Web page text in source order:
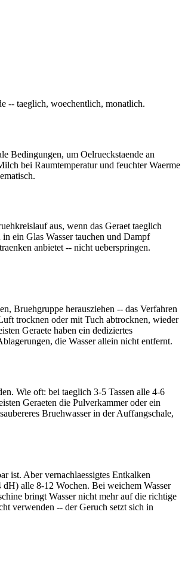
-- taeglich, woechentlich, monatlich.
Bedingungen, um Oelrueckstaende an
bei Raumtemperatur und feuchter Waerme
aus, wenn das Geraet taeglich
ein Glas Wasser tauchen und Dampf
anbietet -- nicht ueberspringen.
Bruehgruppe herausziehen -- das Verfahren
trocknen oder mit Tuch abtrocknen, wieder
Geraete haben ein dediziertes
die Wasser allein nicht entfernt.
Wie oft: bei taeglich 3-5 Tassen alle 4-6
Geraeten die Pulverkammer oder ein
Bruehwasser in der Auffangschale,
ist. Aber vernachlaessigtes Entkalken
alle 8-12 Wochen. Bei weichem Wasser
bringt Wasser nicht mehr auf die richtige
verwenden -- der Geruch setzt sich in